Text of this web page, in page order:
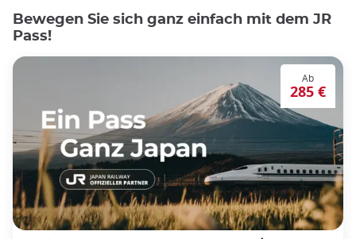
Bewegen Sie sich ganz einfach mit dem JR
Pass!
Ab
285 €